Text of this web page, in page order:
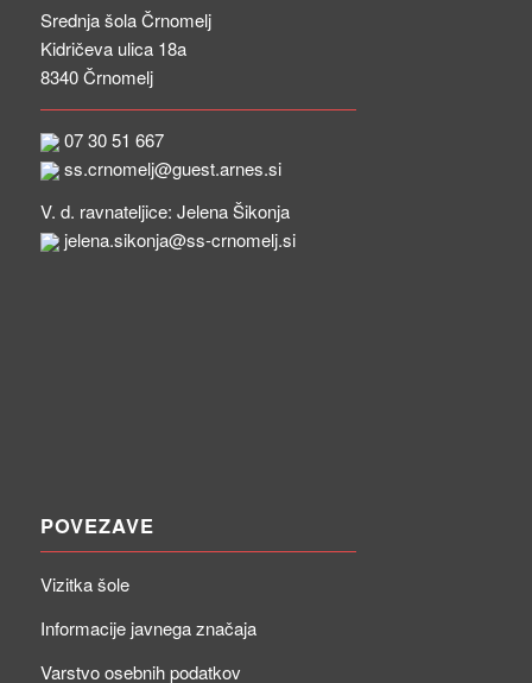
Srednja šola Črnomelj
Kidričeva ulica 18a
8340 Črnomelj
07 30 51 667
ss.crnomelj@guest.arnes.si
V. d. ravnateljice: Jelena Šikonja
jelena.sikonja@ss-crnomelj.si
POVEZAVE
Vizitka šole
Informacije javnega značaja
Varstvo osebnih podatkov